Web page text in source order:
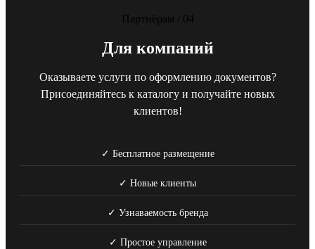
Партнёрам / 04
Для компаний
Оказываете услуги по оформлению документов?
Присоединяйтесь к каталогу и получайте новых
клиентов!
✓ Бесплатное размещение
✓ Новые клиенты
✓ Узнаваемость бренда
✓ Простое управление